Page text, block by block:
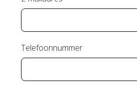
Telefoonnummer